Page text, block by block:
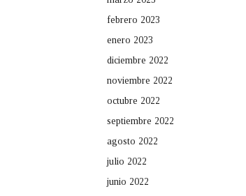
febrero 2023
enero 2023
diciembre 2022
noviembre 2022
octubre 2022
septiembre 2022
agosto 2022
julio 2022
junio 2022